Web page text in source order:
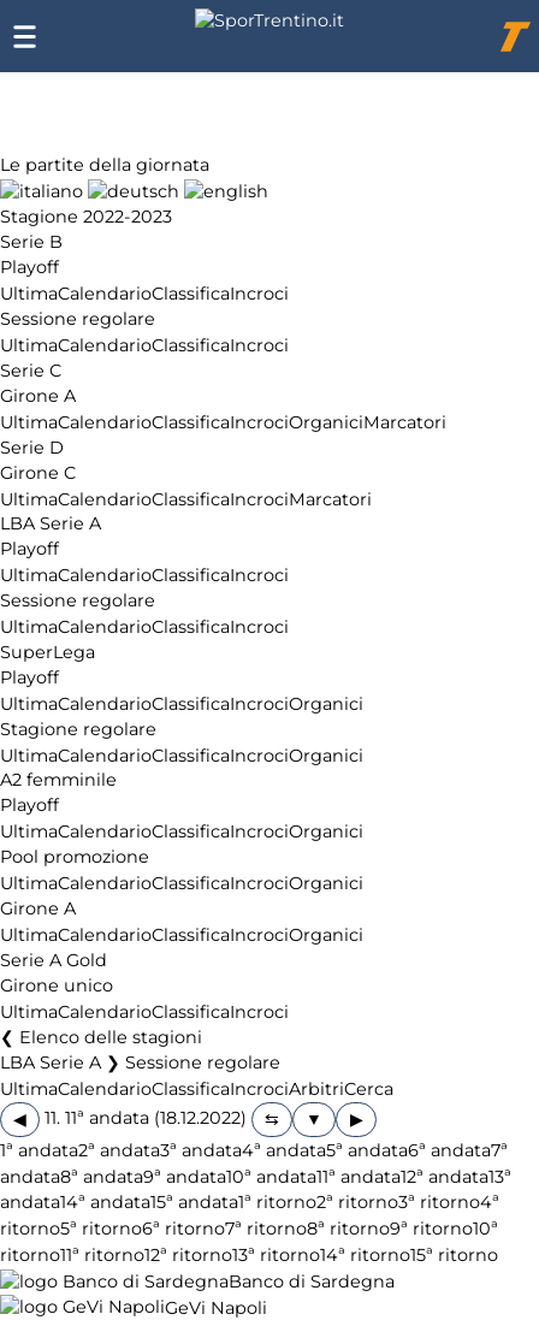
Le partite della giornata
Stagione 2022-2023
Serie B
Playoff
UltimaCalendarioClassificaIncroci
Sessione regolare
UltimaCalendarioClassificaIncroci
Serie C
Girone A
UltimaCalendarioClassificaIncrociOrganiciMarcatori
Serie D
Girone C
UltimaCalendarioClassificaIncrociMarcatori
LBA Serie A
Playoff
UltimaCalendarioClassificaIncroci
Sessione regolare
UltimaCalendarioClassificaIncroci
SuperLega
Playoff
UltimaCalendarioClassificaIncrociOrganici
Stagione regolare
UltimaCalendarioClassificaIncrociOrganici
A2 femminile
Playoff
UltimaCalendarioClassificaIncrociOrganici
Pool promozione
UltimaCalendarioClassificaIncrociOrganici
Girone A
UltimaCalendarioClassificaIncrociOrganici
Serie A Gold
Girone unico
UltimaCalendarioClassificaIncroci
Elenco delle stagioni
LBA Serie A ❯ Sessione regolare
UltimaCalendarioClassificaIncrociArbitriCerca
◀
11. 11ª andata (18.12.2022)
▶
1ª andata2ª andata3ª andata4ª andata5ª andata6ª andata7ª
andata8ª andata9ª andata10ª andata11ª andata12ª andata13ª
andata14ª andata15ª andata1ª ritorno2ª ritorno3ª ritorno4ª
ritorno5ª ritorno6ª ritorno7ª ritorno8ª ritorno9ª ritorno10ª
ritorno11ª ritorno12ª ritorno13ª ritorno14ª ritorno15ª ritorno
Banco di Sardegna
GeVi Napoli
Chi
siamo
Affiliazione